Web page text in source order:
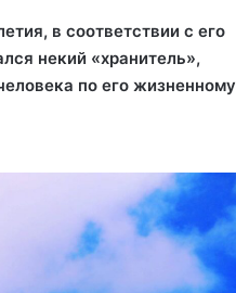
в соответствии с его
некий «хранитель»,
по его жизненному